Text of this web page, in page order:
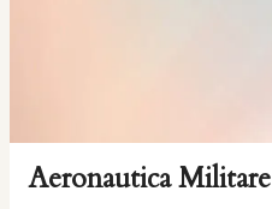
Aeronautica Militare